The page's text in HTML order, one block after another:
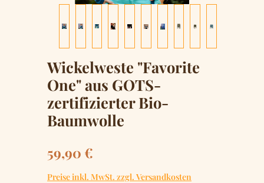
Wickelweste "Favorite
One" aus GOTS-
zertifizierter Bio-
Baumwolle
Regulärer Preis:
59,90 €
Preise inkl. MwSt. zzgl. Versandkosten